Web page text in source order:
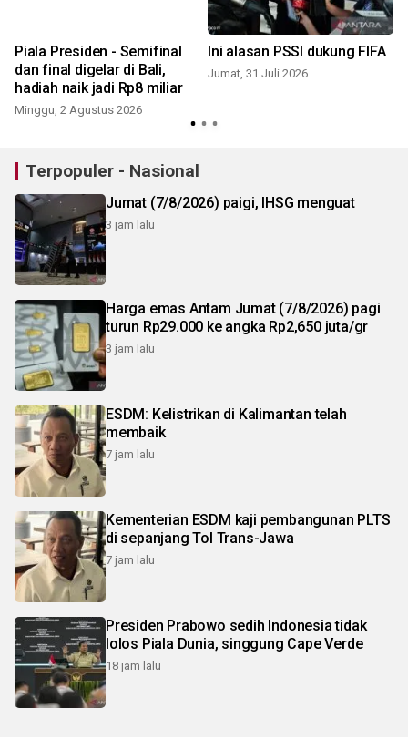
Piala Presiden - Semifinal
dan final digelar di Bali,
hadiah naik jadi Rp8 miliar
Minggu, 2 Agustus 2026
Ini alasan PSSI dukung FIFA
Jumat, 31 Juli 2026
Terpopuler - Nasional
Jumat (7/8/2026) paigi, IHSG menguat
3 jam lalu
Harga emas Antam Jumat (7/8/2026) pagi
turun Rp29.000 ke angka Rp2,650 juta/gr
3 jam lalu
ESDM: Kelistrikan di Kalimantan telah
membaik
7 jam lalu
Kementerian ESDM kaji pembangunan PLTS
di sepanjang Tol Trans-Jawa
7 jam lalu
Presiden Prabowo sedih Indonesia tidak
lolos Piala Dunia, singgung Cape Verde
18 jam lalu